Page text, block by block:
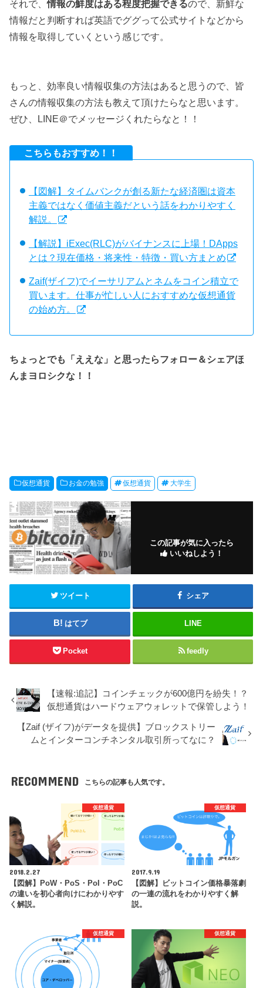
それで、情報の鮮度はある程度把握できるので、新鮮な
情報だと判断すれば英語でググって公式サイトなどから
情報を取得していくという感じです。
もっと、効率良い情報収集の方法はあると思うので、皆
さんの情報収集の方法も教えて頂けたらなと思います。
ぜひ、LINE＠でメッセージくれたらなと！！
こちらもおすすめ！！
【図解】タイムバンクが創る新たな経済圏は資本
主義ではなく価値主義だという話をわかりやすく
解説。
【解説】iExec(RLC)がバイナンスに上場！DApps
とは？現在価格・将来性・特徴・買い方まとめ
Zaif(ザイフ)でイーサリアムとネムをコイン積立で
買います。仕事が忙しい人におすすめな仮想通貨
の始め方。
ちょっとでも「ええな」と思ったらフォロー＆シェアほ
んまヨロシクな！！
仮想通貨 お金の勉強 仮想通貨 大学生
この記事が気に入ったら
いいねしよう！
ツイート シェア
はてブ LINE
Pocket feedly
【速報:追記】コインチェックが600億円を紛失！？
仮想通貨はハードウェアウォレットで保管しよう！
【Zaif (ザイフ)がデータを提供】ブロックストリー
ムとインターコンチネンタル取引所ってなに？
RECOMMEND こちらの記事も人気です。
仮想通貨
2018.2.27
【図解】PoW・PoS・PoI・PoC
の違いを初心者向けにわかりやす
く解説。
仮想通貨
2017.9.19
【図解】ビットコイン価格暴落劇
の一連の流れをわかりやすく解
説。
仮想通貨 仮想通貨